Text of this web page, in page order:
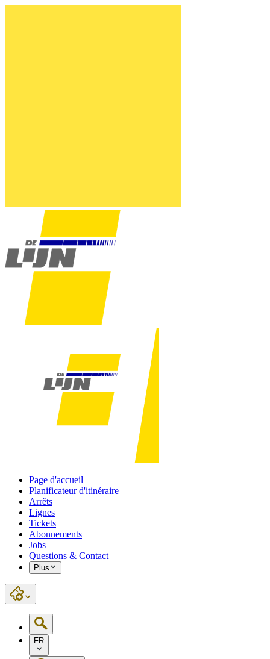
Page d'accueil
Planificateur d'itinéraire
Arrêts
Lignes
Tickets
Abonnements
Jobs
Questions & Contact
Plus
FR